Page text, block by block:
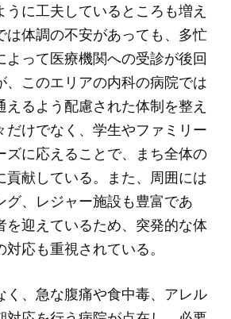
うに工夫しているところも増え
は体調の不安があっても、多忙
よって医療機関への受診が後回
、このエリアの内科の病院では
えるよう配慮された体制を整え
だけでなく、学生やファミリー
ズに応えることで、まち全体の
貢献している。また、周囲には
グ、レジャー施設も豊富であ
を迎えているため、突発的な体
応も重視されている。
く、急な腹痛や食中毒、アレル